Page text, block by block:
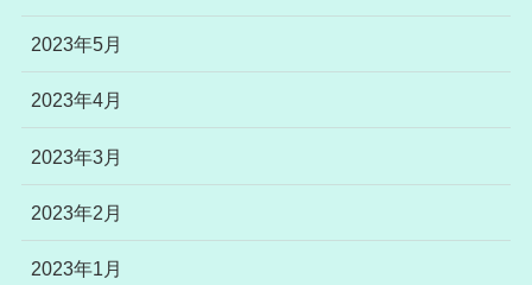
2023年5月
2023年4月
2023年3月
2023年2月
2023年1月